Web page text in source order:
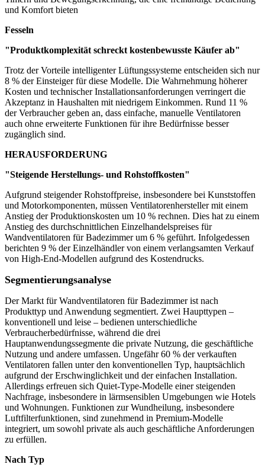
und Komfort bieten
Fesseln
"Produktkomplexität schreckt kostenbewusste Käufer ab"
Trotz der Vorteile intelligenter Lüftungssysteme entscheiden sich nur
8 % der Einsteiger für diese Modelle. Die Wahrnehmung höherer
Kosten und technischer Installationsanforderungen verringert die
Akzeptanz in Haushalten mit niedrigem Einkommen. Rund 11 %
der Verbraucher geben an, dass einfache, manuelle Ventilatoren
auch ohne erweiterte Funktionen für ihre Bedürfnisse besser
zugänglich sind.
HERAUSFORDERUNG
"Steigende Herstellungs- und Rohstoffkosten"
Aufgrund steigender Rohstoffpreise, insbesondere bei Kunststoffen
und Motorkomponenten, müssen Ventilatorenhersteller mit einem
Anstieg der Produktionskosten um 10 % rechnen. Dies hat zu einem
Anstieg des durchschnittlichen Einzelhandelspreises für
Wandventilatoren für Badezimmer um 6 % geführt. Infolgedessen
berichten 9 % der Einzelhändler von einem verlangsamten Verkauf
von High-End-Modellen aufgrund des Kostendrucks.
Segmentierungsanalyse
Der Markt für Wandventilatoren für Badezimmer ist nach
Produkttyp und Anwendung segmentiert. Zwei Haupttypen –
konventionell und leise – bedienen unterschiedliche
Verbraucherbedürfnisse, während die drei
Hauptanwendungssegmente die private Nutzung, die geschäftliche
Nutzung und andere umfassen. Ungefähr 60 % der verkauften
Ventilatoren fallen unter den konventionellen Typ, hauptsächlich
aufgrund der Erschwinglichkeit und der einfachen Installation.
Allerdings erfreuen sich Quiet-Type-Modelle einer steigenden
Nachfrage, insbesondere in lärmsensiblen Umgebungen wie Hotels
und Wohnungen. Funktionen zur Wundheilung, insbesondere
Luftfilterfunktionen, sind zunehmend in Premium-Modelle
integriert, um sowohl private als auch geschäftliche Anforderungen
zu erfüllen.
Nach Typ